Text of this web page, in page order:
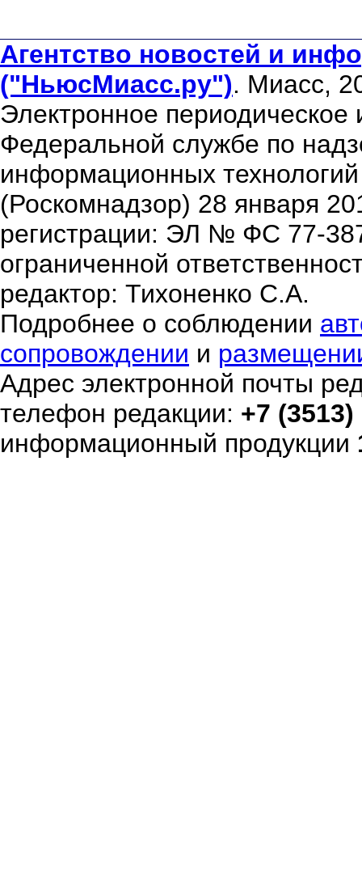
Агентство новостей и
("НьюсМиасс.ру"). Миасс,
Электронное периодическое
Федеральной службе по
информационных
(Роскомнадзор) 28 января
регистрации: ЭЛ № ФС 77-
ограниченной
редактор: Тихоненко С.А.
Подробнее о соблюдении
сопровождении и
Адрес электронной почты
телефон редакции: +7
информационный продукции